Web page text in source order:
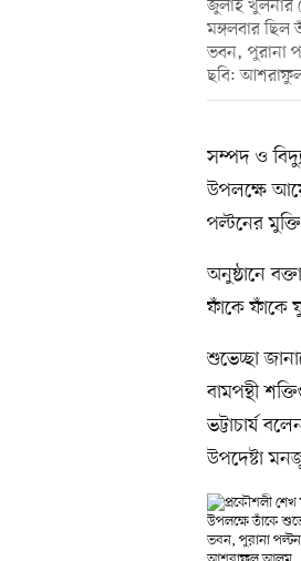
জুলাই খুলনার
মঙ্গলবার ছিল
ভবন, পুরানা
ছবি:
সম্পদ ও
উপলক্ষে
পল্টনের
অনুষ্ঠানে
ফাঁকে ফাঁকে
শুভেচ্ছা
বামপন্থী
ভট্টাচার্য
উপদেষ্টা